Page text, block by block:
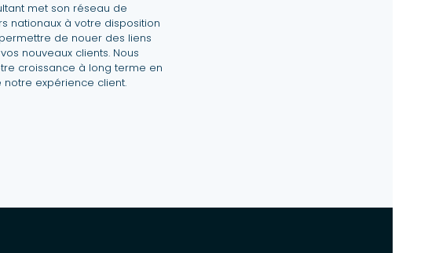
met son réseau de
nationaux à votre disposition
de nouer des liens
nouveaux clients. Nous
croissance à long terme en
notre expérience client.